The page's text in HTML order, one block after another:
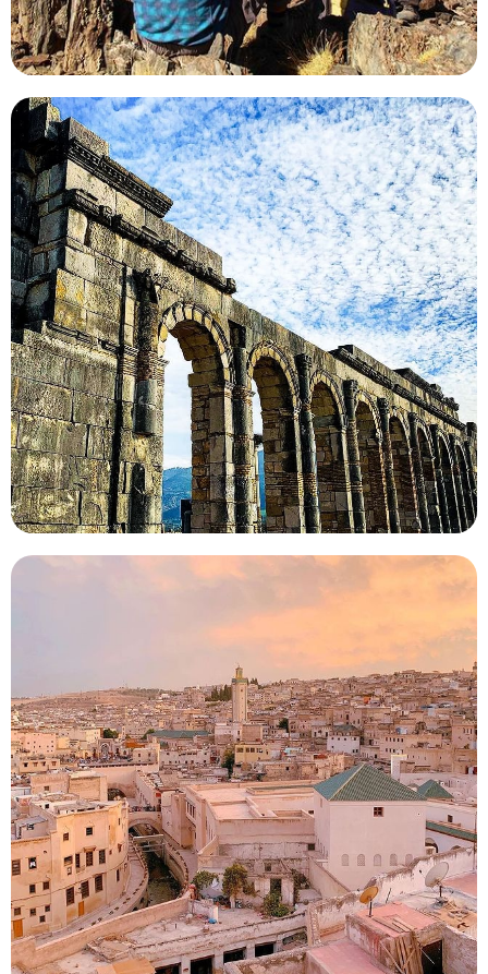
Desierto de Marrakech a Tánger en 8
días
Recorrido por el desierto de Marrakech a Tánger a través
de las Ciudades Imperiales: Fez, Marrakech y Meknes.
Disfruta de las vistas de las montañas y explora Volubilis
Marrakech Vacaciones 8 Días
Itinerario A Fez
El itinerario de 8 días desde Marrakech por las ciudades
imperiales le permitirá explorar las asombrosas
maravillas de Marruecos. En esta visita privada,…